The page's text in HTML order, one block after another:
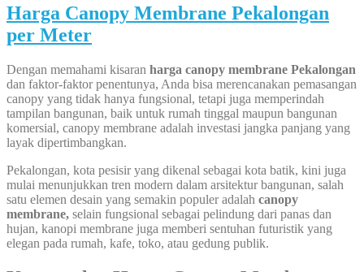
Harga Canopy Membrane Pekalongan
per Meter
Dengan memahami kisaran harga canopy membrane Pekalongan
dan faktor-faktor penentunya, Anda bisa merencanakan pemasangan
canopy yang tidak hanya fungsional, tetapi juga memperindah
tampilan bangunan, baik untuk rumah tinggal maupun bangunan
komersial, canopy membrane adalah investasi jangka panjang yang
layak dipertimbangkan.
Pekalongan, kota pesisir yang dikenal sebagai kota batik, kini juga
mulai menunjukkan tren modern dalam arsitektur bangunan, salah
satu elemen desain yang semakin populer adalah canopy
membrane, selain fungsional sebagai pelindung dari panas dan
hujan, kanopi membrane juga memberi sentuhan futuristik yang
elegan pada rumah, kafe, toko, atau gedung publik.